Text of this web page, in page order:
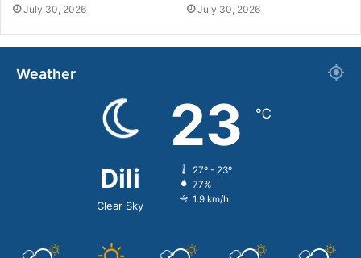
July 30, 2026 July 30, 2026
Weather
Dili
Clear Sky
23 ℃
27º - 23º
77%
1.9 km/h